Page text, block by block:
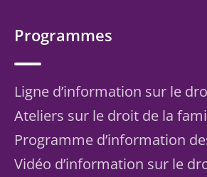
Programmes
Ligne d’information sur le
Ateliers sur le droit de la
Programme d’information
Vidéo d’information sur le